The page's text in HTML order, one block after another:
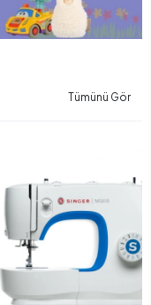
Tümünü Gör